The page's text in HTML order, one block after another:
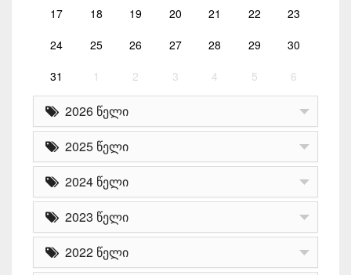
17 18 19 20 21 22 23
24 25 26 27 28 29 30
31 1 2 3 4 5 6
2026 წელი
2025 წელი
2024 წელი
2023 წელი
2022 წელი